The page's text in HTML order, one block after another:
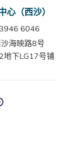
心（西沙）
6046
海映路8号
地下LG17号铺